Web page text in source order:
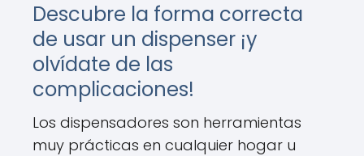
Descubre la forma correcta
de usar un dispenser ¡y
olvídate de las
complicaciones!
Los dispensadores son herramientas
muy prácticas en cualquier hogar u